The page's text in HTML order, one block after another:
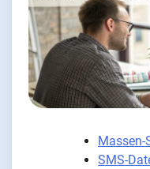
Massen-
SMS-